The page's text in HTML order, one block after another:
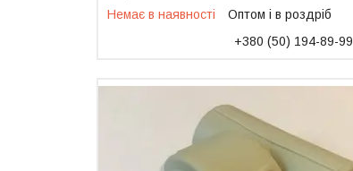
Немає в наявності
Оптом і в роздріб
+380 (50) 194-89-99